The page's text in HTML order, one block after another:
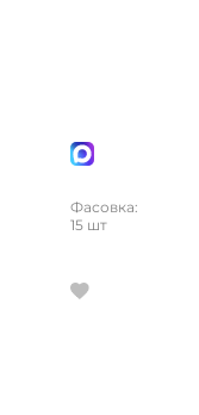
Фасовка:
15 шт